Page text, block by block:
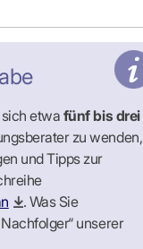
etwa fünf bis drei
zu wenden,
und Tipps zur
. Was Sie
unserer